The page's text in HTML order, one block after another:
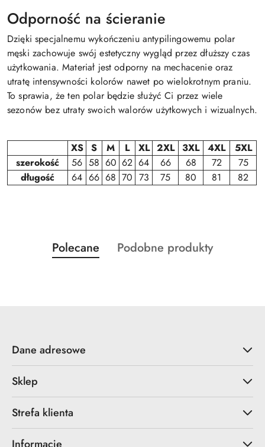
Odporność na ścieranie
Dzięki specjalnemu wykończeniu antypilingowemu polar
męski zachowuje swój estetyczny wygląd przez dłuższy czas
użytkowania. Materiał jest odporny na mechacenie oraz
utratę intensywności kolorów nawet po wielokrotnym praniu.
To sprawia, że ten polar będzie służyć Ci przez wiele
sezonów bez utraty swoich walorów użytkowych i wizualnych.
XS S M L XL 2XL 3XL 4XL
5XL
szerokość
56 58 60 62 64 66 68 72
75
długość
64 66 68 70 73 75 80 81 82
Pomiń karuzelę produktów
Produkty
o
Polecane
Produkty
Podobne produkty
Dane adresowe
Sklep
Strefa klienta